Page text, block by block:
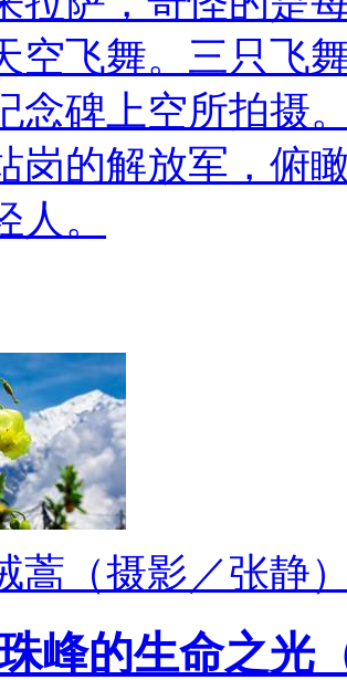
空飞舞。三只飞
念碑上空所拍摄
岗的解放军，俯
。
蒿（摄影／张静
峰的生命之光